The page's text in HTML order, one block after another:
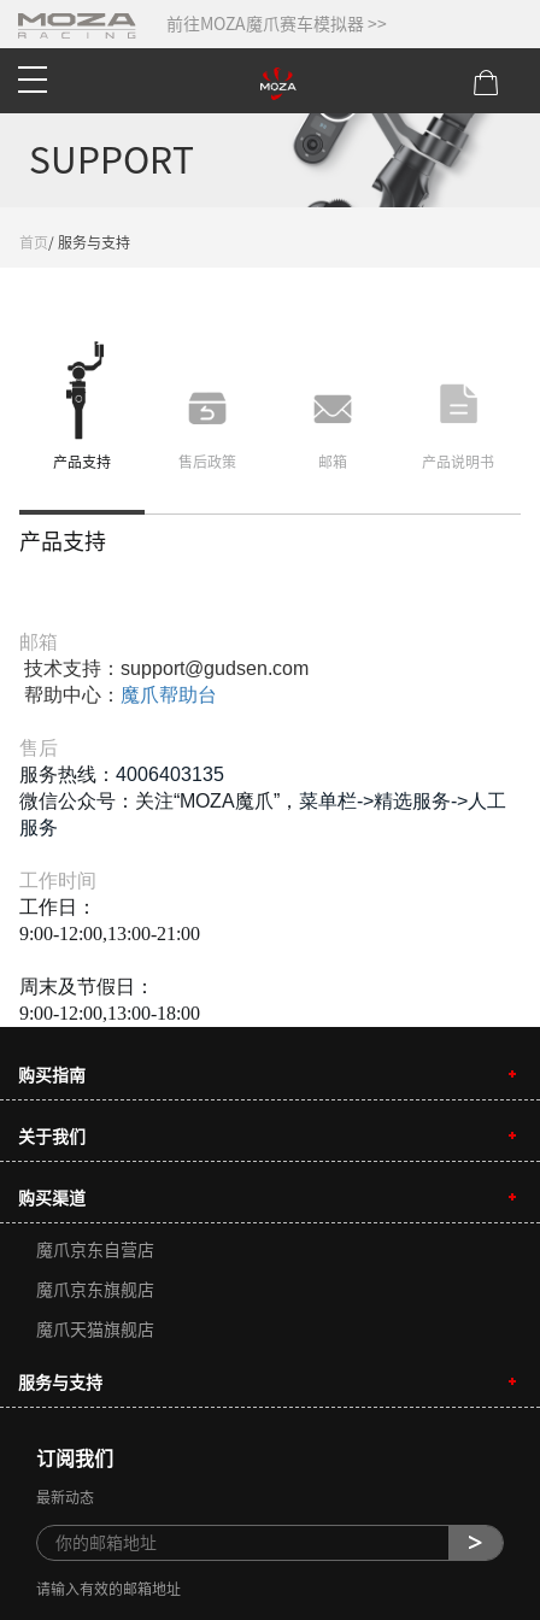
前往MOZA魔爪赛车模拟器 >>
SUPPORT
首页/ 服务与支持
产品支持 售后政策 邮箱 产品说明书
产品支持
邮箱
技术支持： support@gudsen.com
帮助中心： 魔爪帮助台
售后
服务热线： 4006403135
微信公众号：关注“MOZA魔爪”， 菜单栏->精选服务->人工
服务
工作时间
工作日：
9:00-12:00,13:00-21:00
周末及节假日：
9:00-12:00,13:00-18:00
购买指南
关于我们
购买渠道
魔爪京东自营店
魔爪京东旗舰店
魔爪天猫旗舰店
服务与支持
订阅我们
最新动态
请输入有效的邮箱地址